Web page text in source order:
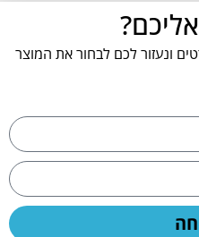
ונעזור לכם לבחור את המוצר